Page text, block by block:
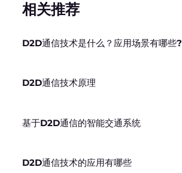
相关推荐
D2D通信技术是什么？应用场景有哪些?
D2D通信技术原理
基于D2D通信的智能交通系统
D2D通信技术的应用有哪些